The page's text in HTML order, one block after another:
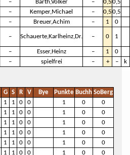
– Barth,Volker – 0,50,5
– Kemper,Michael – 0,50,5
– Breuer,Achim – 1 0
– Schauerte,Karlheinz,Dr. – 0 1
– Esser,Heinz – 1
0
– spielfrei – + – k
G S R V Bye Punkte Buchh SoBerg
1 1 0 0 1 0
0
1 1 0 0 1 0
0
1 1 0 0 1 0
0
1 1 0 0 1 0
0
1 1 0 0 1 0
0
1 1 0 0 1 0 0